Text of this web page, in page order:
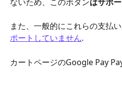
また、一般的にこれらの支払
ポートしていません.
カートページのGoogle Pay